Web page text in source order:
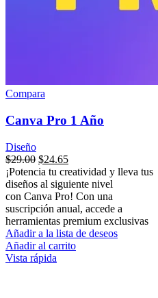
Compara
Canva Pro 1 Año
Diseño
$29.00 $24.65
¡Potencia tu creatividad y lleva tus
diseños al siguiente nivel
con Canva Pro! Con una
suscripción anual, accede a
herramientas premium exclusivas
Añadir a la lista de deseos
Añadir al carrito
Vista rápida